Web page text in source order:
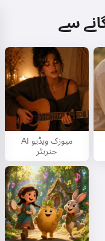
AI میوزک ویڈیو
جنریٹر